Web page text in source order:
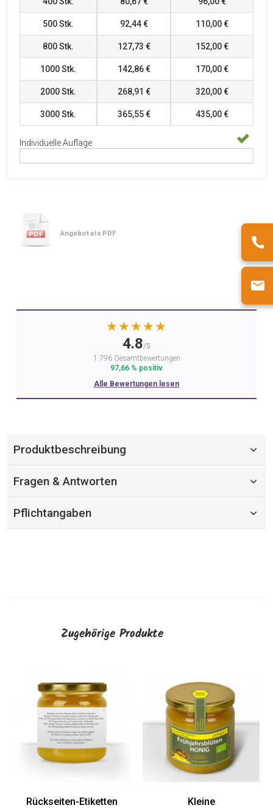
500Stk. 92,44 € 110,00 €
800Stk. 127,73 € 152,00 €
1000Stk. 142,86 € 170,00 €
2000Stk. 268,91 € 320,00 €
3000Stk. 365,55 € 435,00 €
Individuelle Auflage
Angebot als PDF
★★★★★
4.8/5
1.796 Gesamtbewertungen
97,66 % positiv
Alle Bewertungen lesen
Produktbeschreibung
Fragen & Antworten
Pflichtangaben
Zugehörige Produkte
Rückseiten-Etiketten
Kleine